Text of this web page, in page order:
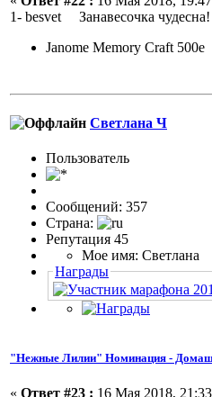
1- besvet Занавесочка чудесна!
Janome Memory Craft 500e
Светлана Ч
Пользовaтeль
Сообщений: 357
Страна:
Репутация 45
Мое имя: Светлана
Награды
"Нежные Лилии" Номинация -
« Ответ #23 : 16 Мая 2018,